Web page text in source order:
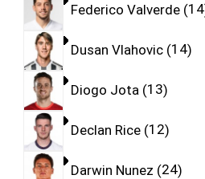
Federico Valverde 14
Dusan Vlahovic 14
Diogo Jota 13
Declan Rice 12
Darwin Nunez 24